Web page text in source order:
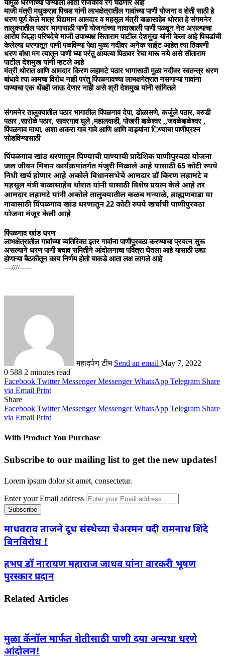
यामुळे धरणाच्या पाण्याला आता राजकीय रंग चढणार आहे
माजी मंत्री मधुकराव पिचड यांनी लाभक्षेत्रातील गावांच्या पाणी योजना व शेती साठी हे
धरण पूर्ण केले मात्र विद्यमान आमदार व महसूल मंत्री बाळासाहेब थोरात हे संगमनेर
तालुक्यातील पठार भागासाठी पाणी योजनांच्या नावाखाली पाणी पळवून नेत असल्याचा
आरोप जिल्हा परिषदेचे माजी उपाध्यक्ष सिताराम पाटील देशमुख यांनी केला आहे पिचडांची
केलेल्या धरणातून पाणी पळविण्या पेक्षा मुळा नदीवर अनेक साईट आहेत त्या ठिकाणी
धरण बांधा मग त्यातून पाणी घ्या परंतु आयत्या पिठावर रेघा मारू नये असे सीताराम
पाटील देशमुख यांनी म्हटले आहे
मंत्री थोरात आणि आमदार किरण लहामटे पठार भागासाठी मुळा नदीवर स्वतन्त्र धरण
बांधावे त्या आमचा विरोध नाही परंतु पिंपळगावच्या लाभक्षगेत्रात नसणाऱ्या गावांना
पाण्याचा एक थेंबही जाऊ देणार नाही असे श्री देशमुख यांनी सांगितले
संगमनेर तालुक्यातील पठार भागातील पिंपळगाव देपा, डोळासणे, कर्जुले पठार, वरुडी
पठार ,सारोळे पठार, सावरगाव घुले ,महालवाडी, पोखरी बाळेश्वर ,,जवळेबाळेश्वर ,
पिंपळगाव माथा, अशा अकरा गाव गावे आणि आणि वाड्यांना िण्याचा पाणीप्रश्‍न
सोडविण्यासाठी
पिंपळगाव खांड धरणातून पिण्याची पाण्याची प्रादेशिक पाणीपुरवठा योजना
जल जीवन मिशन कार्यक्रमांतर्गत मंजुरी मिळाले आहे यासाठी 65 कोटी रुपये
निधी खर्च होणार आहे अकोले विधानसभेचे आमदार डॉ किरण लहामटे व
महसूल मंत्री बाळासाहेब थोरात यांनी यासाठी विशेष प्रयत्न केले आहे तर
आमदार लहामटे यांनी अकोले तालुक्यातील कळब मन्याळे, ब्राह्मणवाडा या
गावासाठी पिंपळगाव खांड धरणातून 22 कोटी रुपये खर्चाची पाणीपुरवठा
योजना मंजूर केली आहे
पिंपळगाव खांड धरण
लाभक्षेत्रातील गावांच्या व्यतिरिक्त इतर गावांना पाणीपुरवठा करण्याचा प्रयत्न सुरू
असल्याने धरण पाणी बचाव समितीने आंदोलनाचा पवित्रा घेतला आहे यासाठी उद्या
होणाऱ्या बैठकीतून काय निर्णय होतो याकडे आता लक्ष लागले आहे
—////—–
महादर्पण टीम Send an email May 7, 2022
0 588 2 minutes read
Facebook Twitter Messenger Messenger WhatsApp Telegram Share
via Email Print
Share
Facebook Twitter Messenger Messenger WhatsApp Telegram Share
via Email Print
With Product You Purchase
Subscribe to our mailing list to get the new updates!
Lorem ipsum dolor sit amet, consectetur.
Enter your Email address
माधवराव ताजने दूध संस्थेच्या चेअरमन पदी रामनाथ शिंदे
बिनविरोध !
हभप डॉ नारायण महाराज जाधव यांना वारकरी भूषण
पुरस्कार प्रदान
Related Articles
मुळा कॅनॉल मार्फत शेतीसाठी पाणी दया अन्यथा धरणे
आंदोलन!